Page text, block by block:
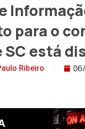
para o
SC está
Ribeiro